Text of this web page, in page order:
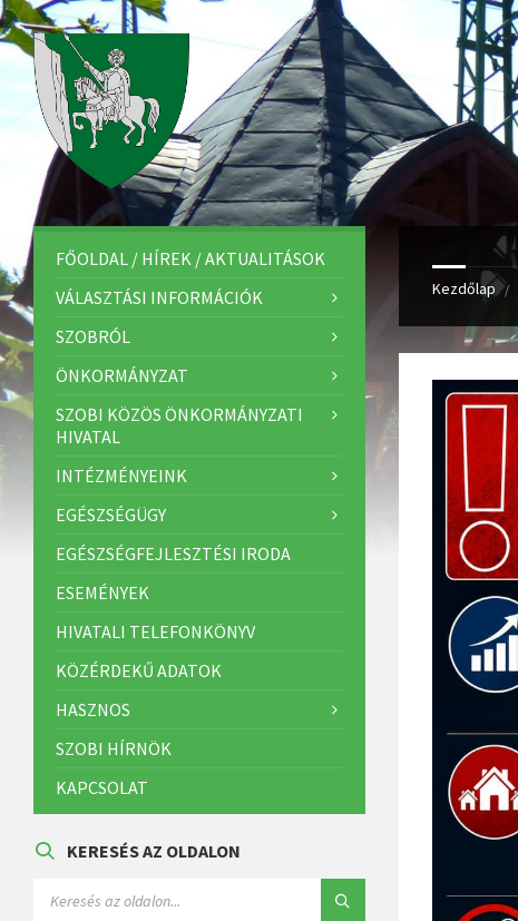
Kezdőlap
FŐOLDAL / HÍREK / AKTUALITÁSOK
VÁLASZTÁSI INFORMÁCIÓK
SZOBRÓL
ÖNKORMÁNYZAT
SZOBI KÖZÖS ÖNKORMÁNYZATI
HIVATAL
INTÉZMÉNYEINK
EGÉSZSÉGÜGY
EGÉSZSÉGFEJLESZTÉSI IRODA
ESEMÉNYEK
HIVATALI TELEFONKÖNYV
KÖZÉRDEKŰ ADATOK
HASZNOS
SZOBI HÍRNÖK
KAPCSOLAT
KERESÉS AZ OLDALON